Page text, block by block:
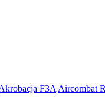
F3AAircombat